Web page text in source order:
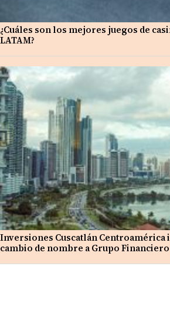
¿Cuáles son los mejores juegos de
LATAM?
Inversiones Cuscatlán Centroamérica
cambio de nombre a Grupo Financiero